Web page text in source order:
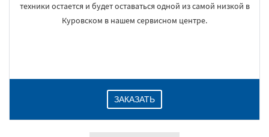
техники остается и будет оставаться одной из самой низкой в
Куровском в нашем сервисном центре.
ЗАКАЗАТЬ